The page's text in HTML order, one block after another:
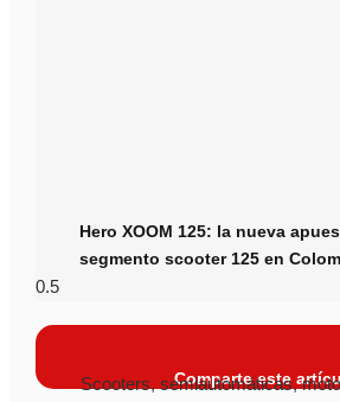
Hero XOOM 125: la nueva
segmento scooter 125 en
Comparte este
Scooters, semiautomáticas,